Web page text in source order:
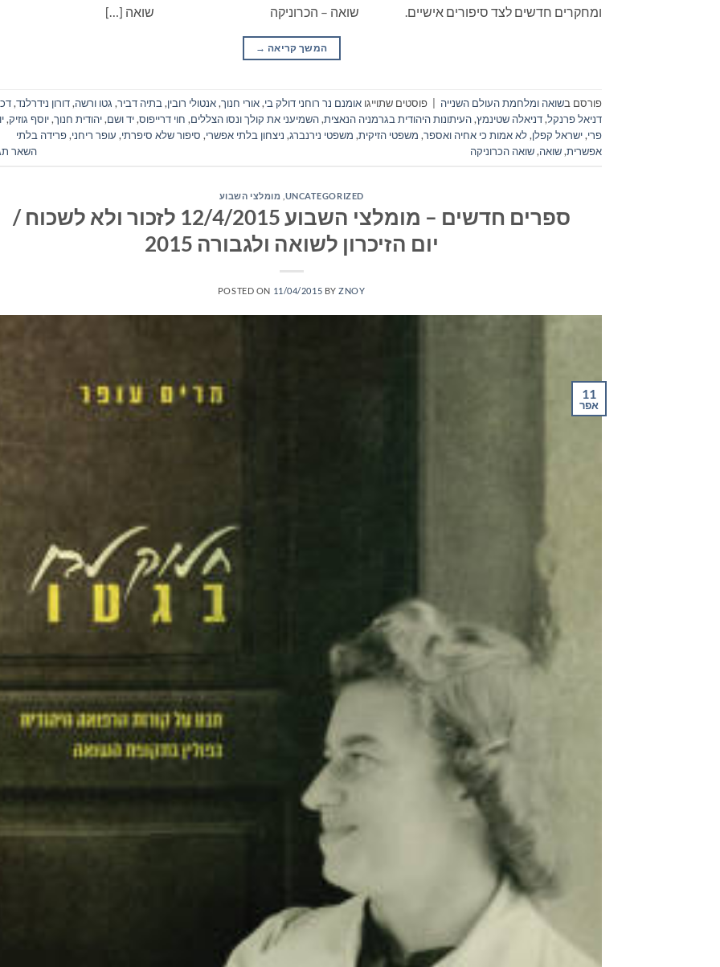
ומחקרים חדשים לצד סיפורים אישיים. שואה – הכרוניקה שואה […]
המשך קריאה →
פורסם בשואה ומלחמת העולם השנייה פוסטים שתוייגו אומנם נר רוחני דולק בי,אורי חנוך,אנטולי רובין, בתיה דביר, גטו ורשה,דורון נידרלנד,
דניאל פרנקל,דניאלה שטינמץ,העיתונות היהודית בגרמניה הנאצית,השמיעני את קולך ונסו הצללים, חוי דרייפוס,יד ושם,יהודית חנוך,יוסף גוזיק,
פרי,ישראל קפלן,לא אמות כי אחיה ואספר, משפטי הזיקית, משפטי נירנברג, ניצחון בלתי אפשרי, סיפור שלא סיפרתי, עופר ריחני,פרידה בלתי
אפשרית,שואה,שואה הכרוניקה השאר
UNCATEGORIZED מומלצי השבוע
ספרים חדשים – מומלצי השבוע 12/4/2015 לזכור ולא לשכוח /
יום הזיכרון לשואה ולגבורה 2015
POSTED ON 11/04/2015 BYZNOY
11
אפר